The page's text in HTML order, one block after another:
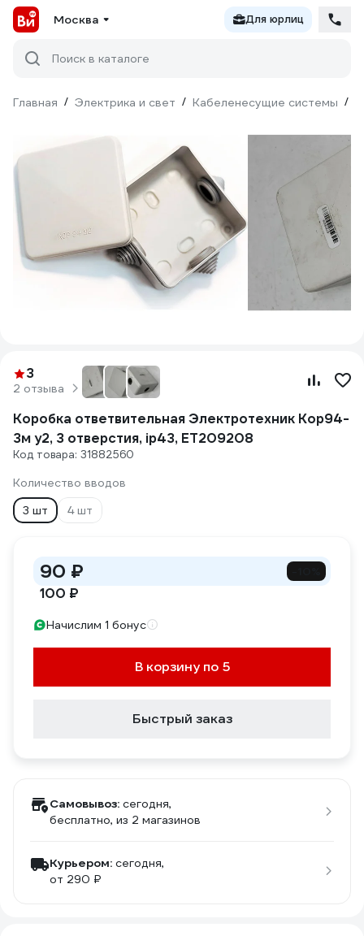
Москва Для юрлиц
Поиск в каталоге
Главная / Электрика и свет / Кабеленесущие системы /
3
2 отзыва
Коробка ответвительная Электротехник Кор94-
3м у2, 3 отверстия, ip43, ET209208
Код товара: 31882560
Количество вводов
3 шт
4 шт
90 ₽
100 ₽
Начислим 1 бонус
В корзину по 5
Быстрый заказ
Самовывоз: сегодня,
бесплатно, из 2 магазинов
Курьером: сегодня,
от 290 ₽